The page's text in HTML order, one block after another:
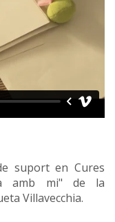
suport en Cures
amb mi" de la
Villavecchia.